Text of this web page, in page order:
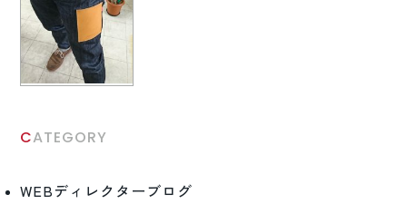
CATEGORY
WEBディレクターブログ